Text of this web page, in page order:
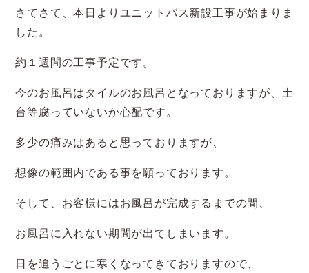
さてさて、本日よりユニットバス新設工事が始まりま
した。
約１週間の工事予定です。
今のお風呂はタイルのお風呂となっておりますが、土
台等腐っていないか心配です。
多少の痛みはあると思っておりますが、
想像の範囲内である事を願っております。
そして、お客様にはお風呂が完成するまでの間、
お風呂に入れない期間が出てしまいます。
日を追うごとに寒くなってきておりますので、